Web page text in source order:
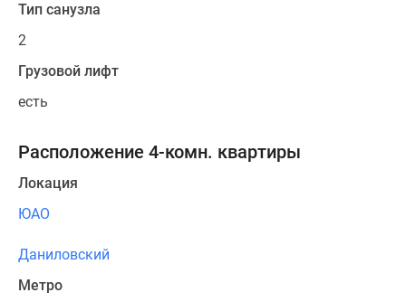
Тип санузла
2
Грузовой лифт
есть
Расположение 4-комн. квартиры
Локация
ЮАО
Даниловский
Метро